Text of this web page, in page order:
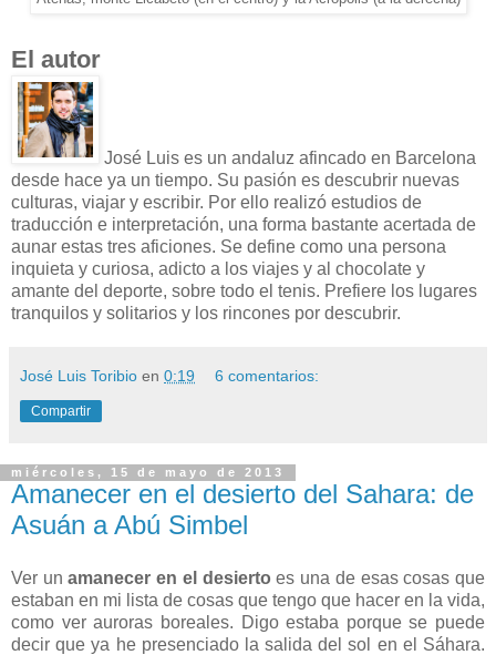
El autor
José Luis es un andaluz afincado en Barcelona
desde hace ya un tiempo. Su pasión es descubrir nuevas
culturas, viajar y escribir. Por ello realizó estudios de
traducción e interpretación, una forma bastante acertada de
aunar estas tres aficiones. Se define como una persona
inquieta y curiosa, adicto a los viajes y al chocolate y
amante del deporte, sobre todo el tenis. Prefiere los lugares
tranquilos y solitarios y los rincones por descubrir.
José Luis Toribio en 0:19 6 comentarios:
Compartir
miércoles, 15 de mayo de 2013
Amanecer en el desierto del Sahara: de
Asuán a Abú Simbel
Ver unamanecer en el desierto es una de esas cosas que
estaban en mi lista de cosas que tengo que hacer en la vida,
como ver auroras boreales. Digo estaba porque se puede
decir que ya he presenciado la salida del sol en el Sáhara.